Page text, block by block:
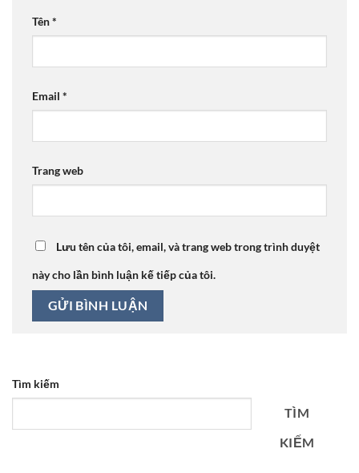
Tên*
Email *
Trang web
Lưu tên của tôi, email, và trang web trong trình duyệt
này cho lần bình luận kế tiếp của tôi.
Tìm kiếm
TÌM
KIẾM